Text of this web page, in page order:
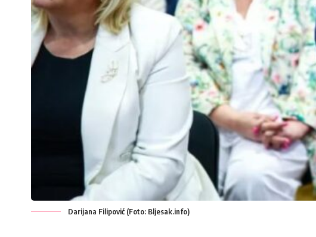
Darijana Filipović (Foto: Bljesak.info)